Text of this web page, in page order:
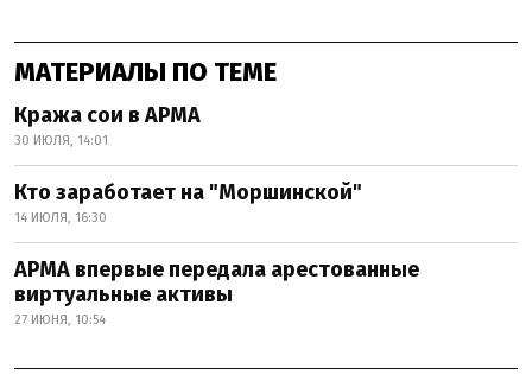
МАТЕРИАЛЫ ПО ТЕМЕ
Кража сои в АРМА
30 ИЮЛЯ, 14:01
Кто заработает на "Моршинской"
14 ИЮЛЯ, 16:30
АРМА впервые передала арестованные
виртуальные активы
27 ИЮНЯ, 10:54